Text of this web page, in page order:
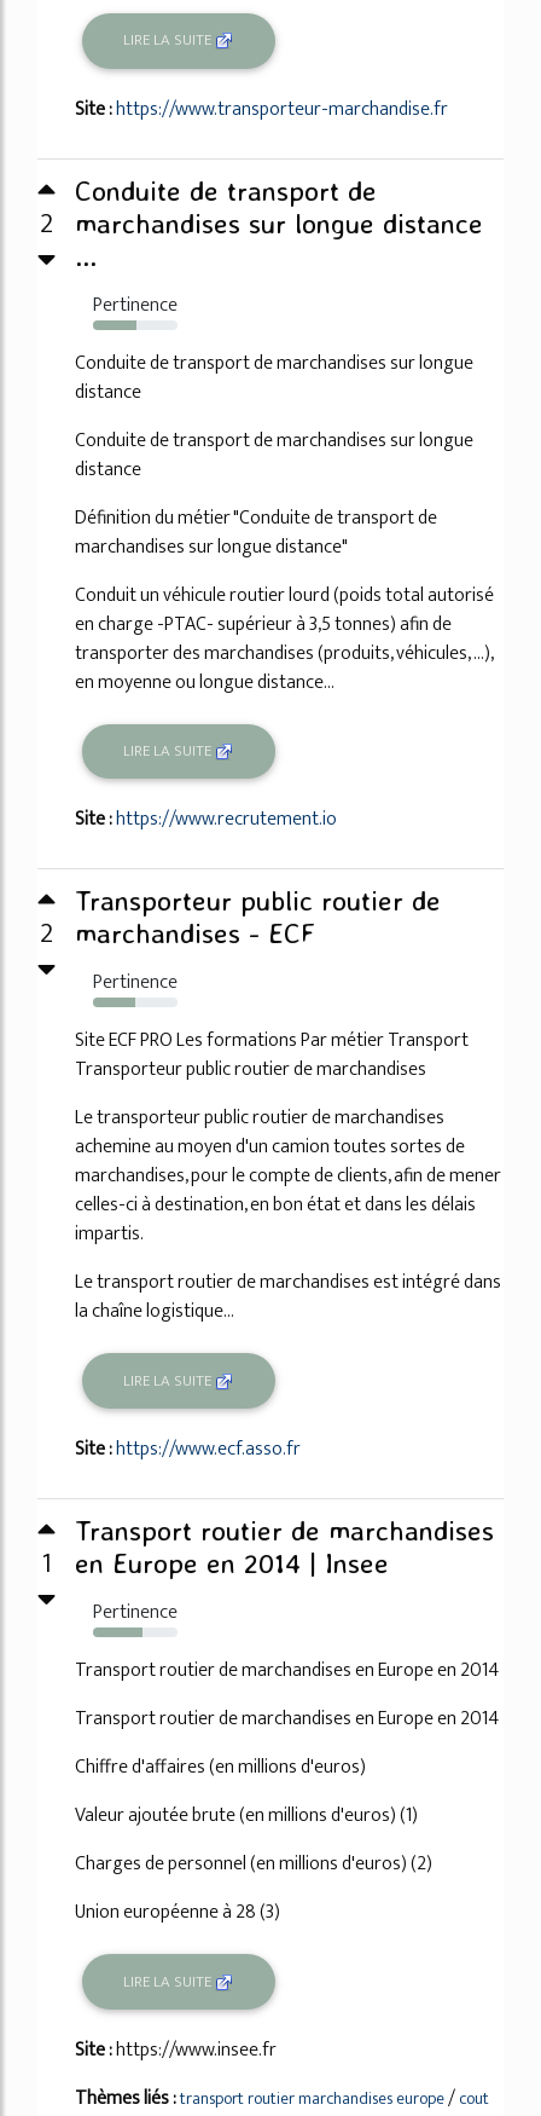
LIRE LA SUITE
Site :https://www.transporteur-marchandise.fr
2
Conduite de transport de
marchandises sur longue distance
...
Pertinence
51%
Conduite de transport de marchandises sur longue
distance
Conduite de transport de marchandises sur longue
distance
Définition du métier "Conduite de transport de
marchandises sur longue distance"
Conduit un véhicule routier lourd (poids total autorisé
en charge -PTAC- supérieur à 3,5 tonnes) afin de
transporter des marchandises (produits, véhicules, ...),
en moyenne ou longue distance...
LIRE LA SUITE
Site :https://www.recrutement.io
2
Transporteur public routier de
marchandises - ECF
Pertinence
50%
Site ECF PRO Les formations Par métier Transport
Transporteur public routier de marchandises
Le transporteur public routier de marchandises
achemine au moyen d'un camion toutes sortes de
marchandises, pour le compte de clients, afin de mener
celles-ci à destination, en bon état et dans les délais
impartis.
Le transport routier de marchandises est intégré dans
la chaîne logistique...
LIRE LA SUITE
Site :https://www.ecf.asso.fr
1
Transport routier de marchandises
en Europe en 2014 | Insee
Pertinence
58%
Transport routier de marchandises en Europe en 2014
Transport routier de marchandises en Europe en 2014
Chiffre d'affaires (en millions d'euros)
Valeur ajoutée brute (en millions d'euros) (1)
Charges de personnel (en millions d'euros) (2)
Union européenne à 28 (3)
LIRE LA SUITE
Site :https://www.insee.fr
Thèmes liés :transport routier marchandises europe/cout